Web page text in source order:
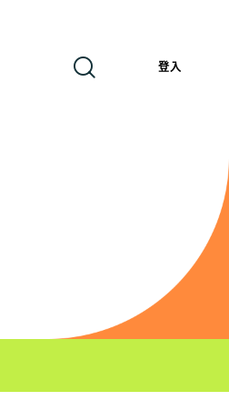
登入